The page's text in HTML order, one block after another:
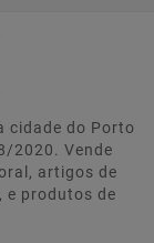
cidade do Porto
2020. Vende
artigos de
e produtos de